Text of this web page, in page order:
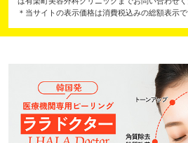
＊当サイトの表示価格は消費税込みの総額表示で